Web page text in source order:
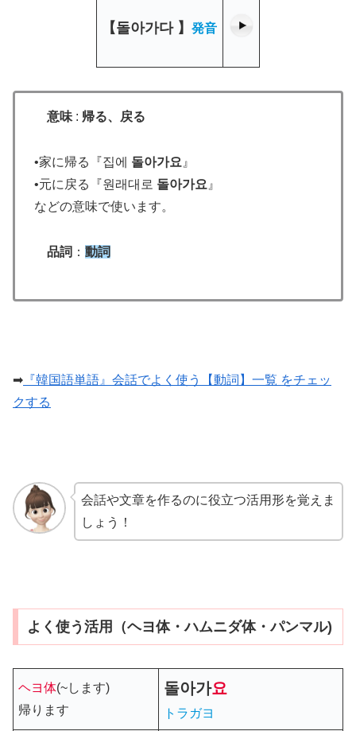
【돌아가다】発音
意味 : 帰る、戻る
•家に帰る『집에 돌아가요 』
•元に戻る『원래대로 돌아가요 』
などの意味で使います。
品詞 ： 動詞
➡ 『韓国語単語』会話でよく使う【動詞】一覧 をチェッ
クする
会話や文章を作るのに役立つ活用形を覚えま
しょう！
よく使う活用（ヘヨ体・ハムニダ体・パンマル)
ヘヨ体(~します)
帰ります
돌아가요
トラガヨ